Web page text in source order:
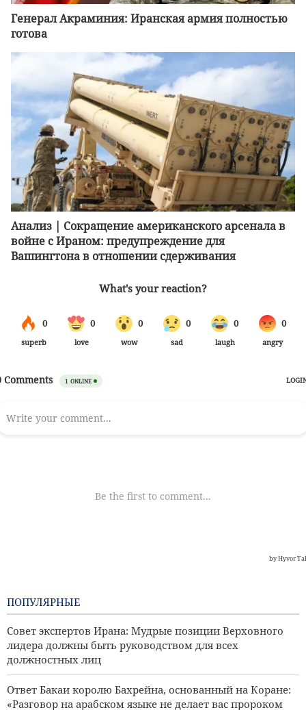
Генерал Акраминия: Иранская армия полностью
готова
Анализ | Сокращение американского арсенала в
войне с Ираном: предупреждение для
Вашингтона в отношении сдерживания
ПОПУЛЯРНЫЕ
Совет экспертов Ирана: Мудрые позиции Верховного
лидера должны быть руководством для всех
должностных лиц
Ответ Бакаи королю Бахрейна, основанный на Коране:
«Разговор на арабском языке не делает вас пророком